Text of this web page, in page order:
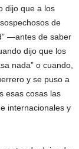
dijo que a los
de
—antes de saber
dijo que los
nada” o cuando,
y se puso a
esas cosas las
internacionales y